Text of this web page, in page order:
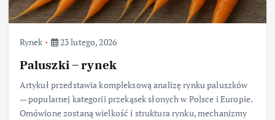
Rynek 23 lutego, 2026
Paluszki – rynek
Artykuł przedstawia kompleksową analizę rynku paluszków
— popularnej kategorii przekąsek słonych w Polsce i Europie.
Omówione zostaną wielkość i struktura rynku, mechanizmy